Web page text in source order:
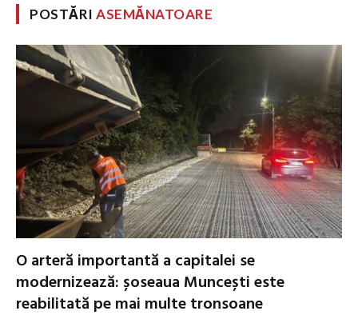
POSTĂRIASEMĂNATOARE
O arteră importantă a capitalei se
modernizează: șoseaua Muncești este
reabilitată pe mai multe tronsoane